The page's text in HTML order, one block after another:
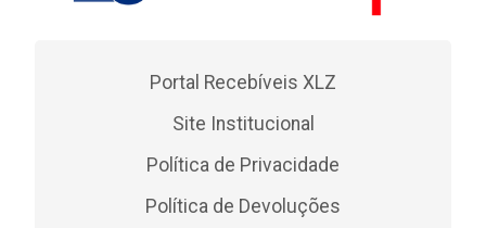
Portal Recebíveis XLZ
Site Institucional
Política de Privacidade
Política de Devoluções